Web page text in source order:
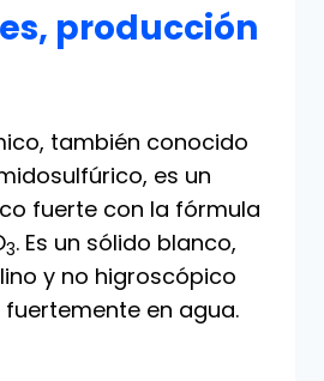
producción
también conocido
es un
fuerte con la fórmula
3. Es un sólido blanco,
y no higroscópico
en agua.